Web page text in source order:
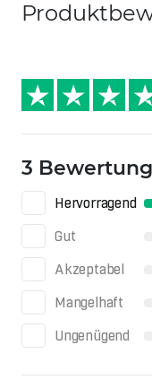
3 Bewertung
Hervorragend
Gut
Akzeptabel
Mangelhaft
Ungenügend